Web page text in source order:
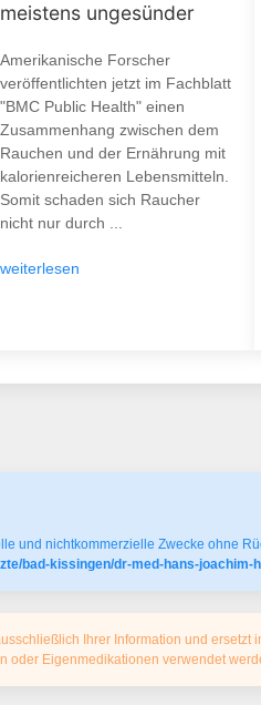
meistens ungesünder
Amerikanische Forscher
veröffentlichten jetzt im Fachblatt
"BMC Public Health" einen
Zusammenhang zwischen dem
Rauchen und der Ernährung mit
kalorienreicheren Lebensmitteln.
Somit schaden sich Raucher
nicht nur durch ...
weiterlesen
und nichtkommerzielle Zwecke ohne
bad-kissingen/dr-med-hans-
Ihrer Information und
oder Eigenmedikationen verwendet